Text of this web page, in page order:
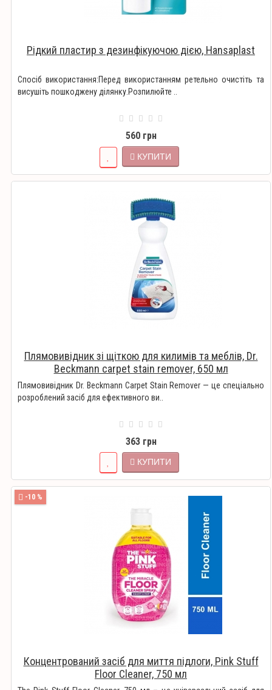
Рідкий пластир з дезинфікуючою дією, Hansaplast
Спосіб використання:Перед використанням ретельно очистіть та
висушіть пошкоджену ділянку.Розпилюйте ..
560 грн
КУПИТИ
Плямовивідник зі щіткою для килимів та меблів, Dr.
Beckmann carpet stain remover, 650 мл
Плямовивідник Dr. Beckmann Carpet Stain Remover — це спеціально
розроблений засіб для ефективного ви..
363 грн
КУПИТИ
-10 %
Концентрований засіб для миття підлоги, Pink Stuff
Floor Cleaner, 750 мл